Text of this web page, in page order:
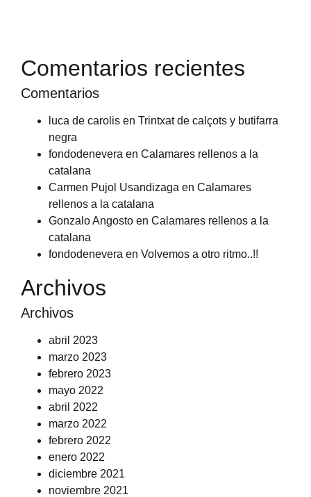
Comentarios recientes
Comentarios
luca de carolis en Trintxat de calçots y butifarra
negra
fondodenevera en Calamares rellenos a la
catalana
Carmen Pujol Usandizaga en Calamares
rellenos a la catalana
Gonzalo Angosto en Calamares rellenos a la
catalana
fondodenevera en Volvemos a otro ritmo..!!
Archivos
Archivos
abril 2023
marzo 2023
febrero 2023
mayo 2022
abril 2022
marzo 2022
febrero 2022
enero 2022
diciembre 2021
noviembre 2021